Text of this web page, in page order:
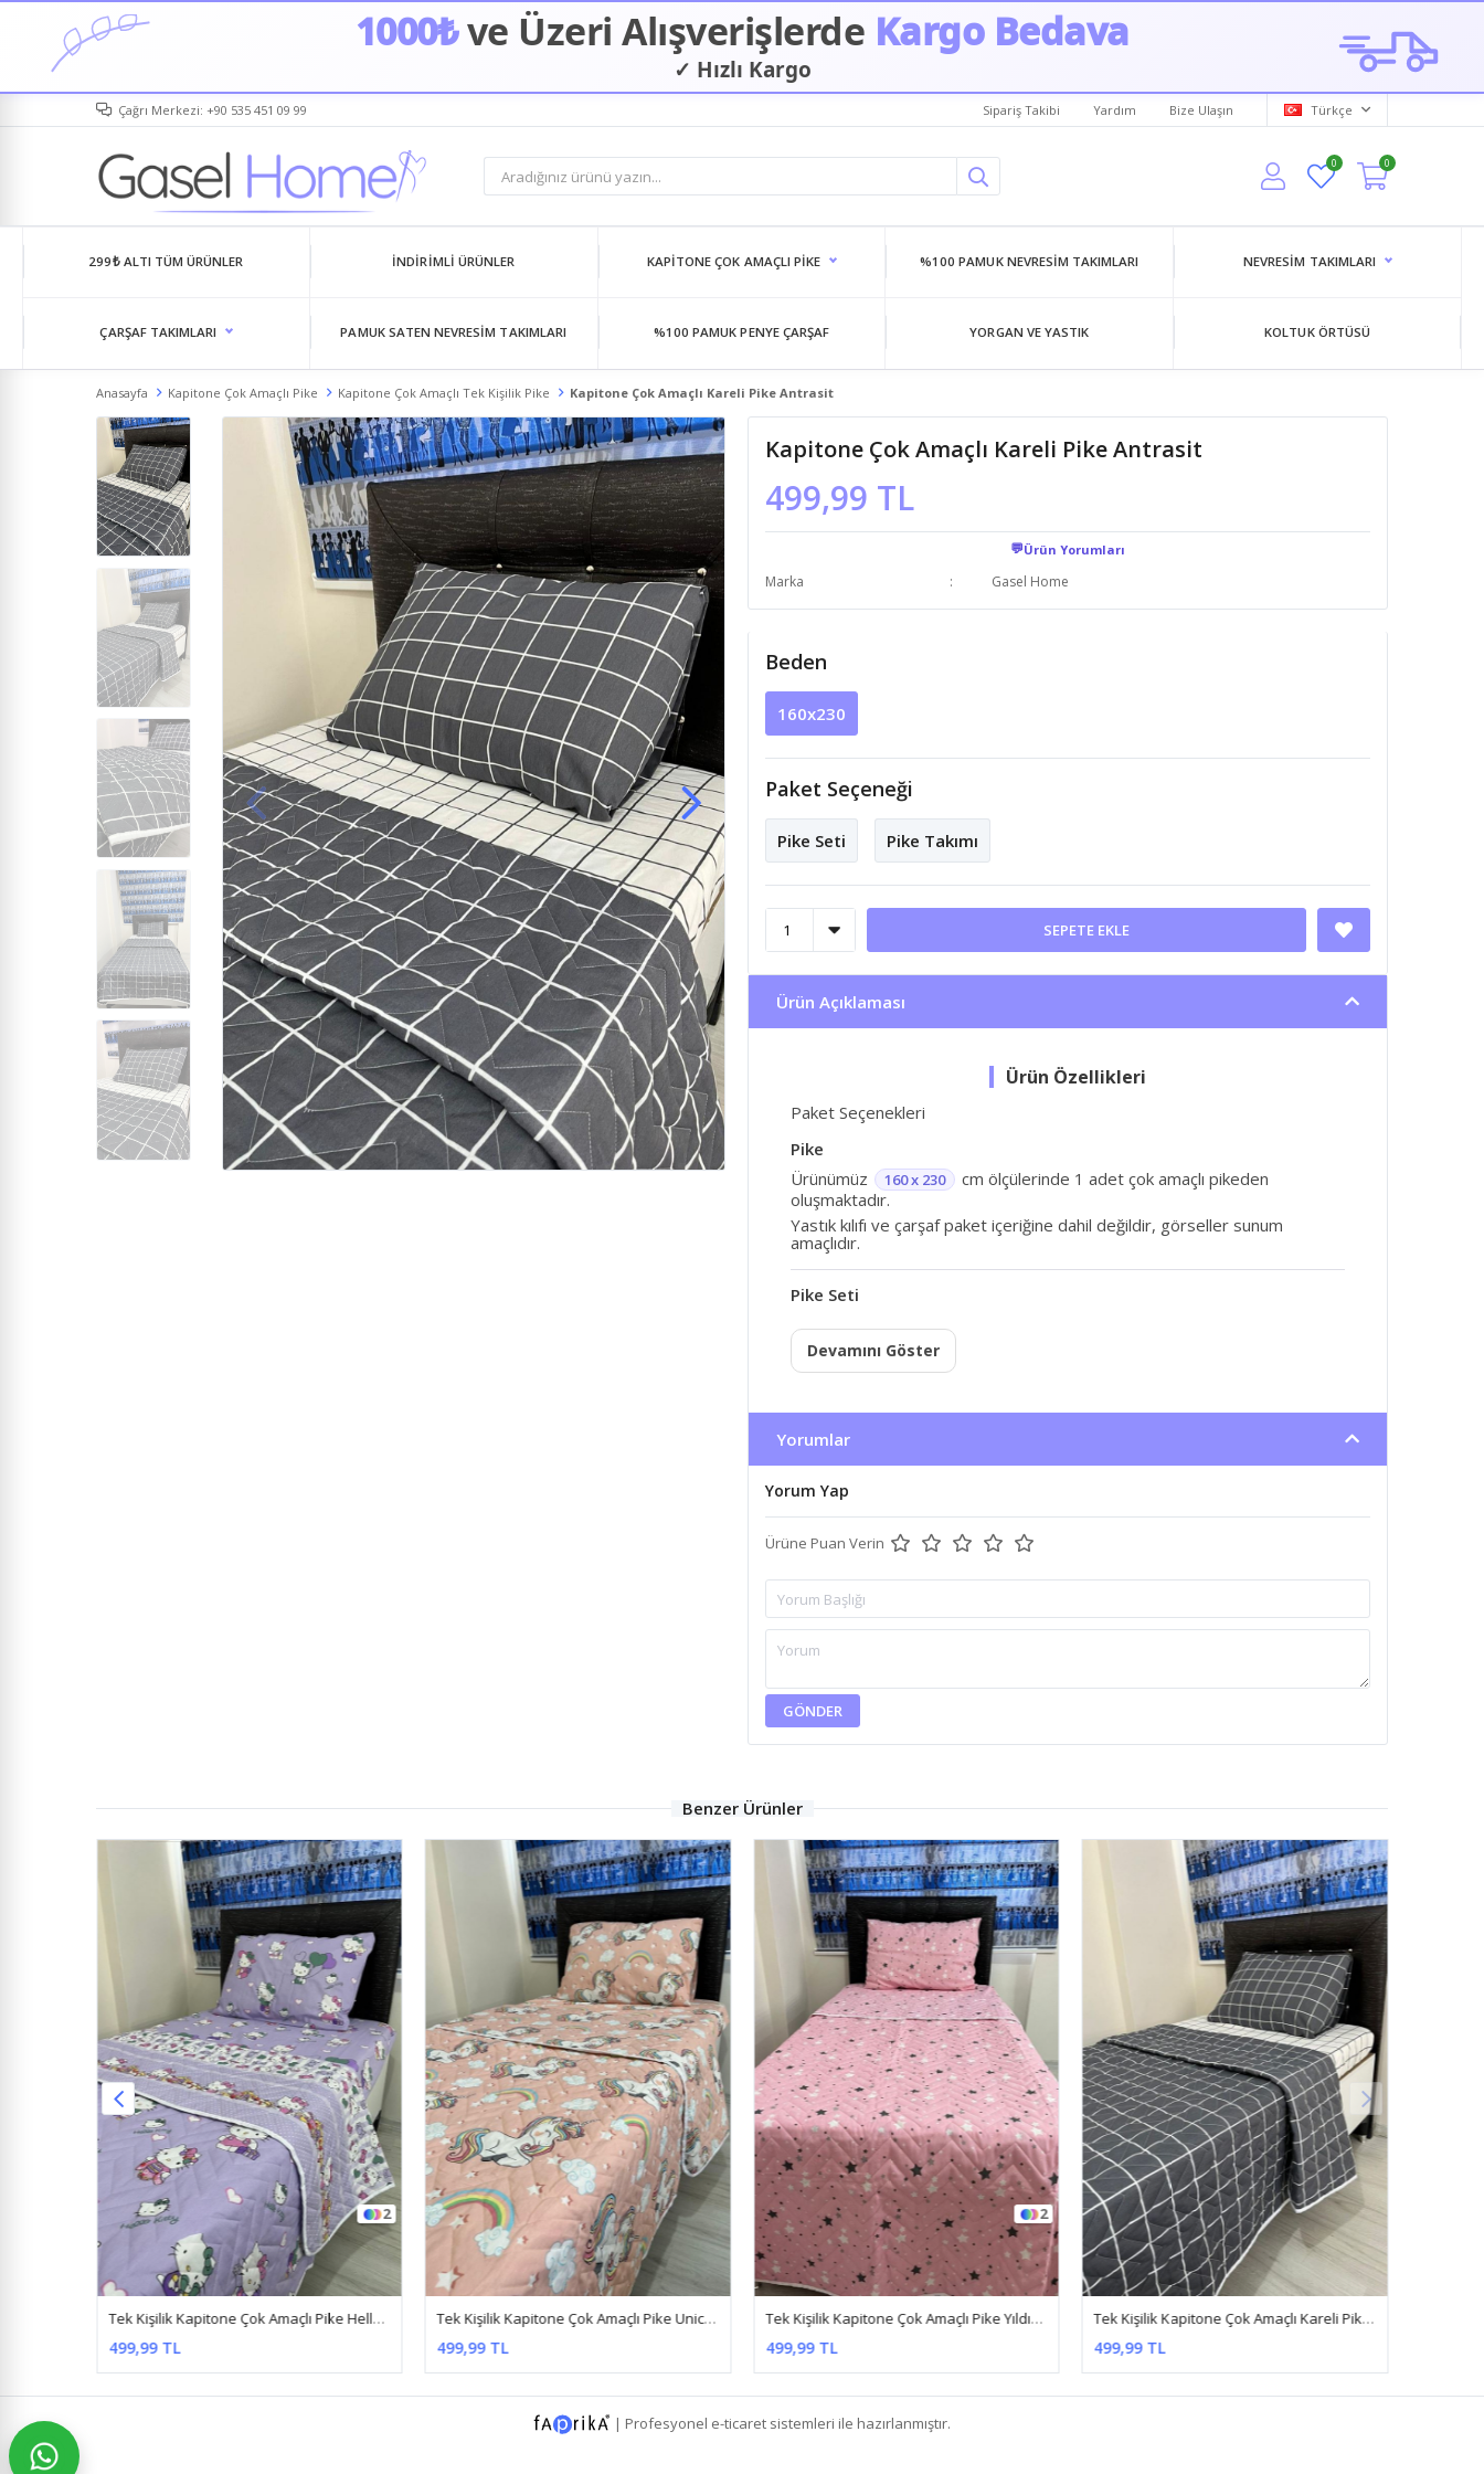
1000₺ve Üzeri Alışverişlerde Kargo Bedava
✓ Hızlı Kargo
✓ Güvenilir Alışveriş
Çağrı Merkezi: +90 535 451 09 99 Sipariş Takibi Yardım Bize Ulaşın Türkçe
0 0
299₺ ALTI TÜM ÜRÜNLER İNDIRIMLI ÜRÜNLER KAPITONE ÇOK AMAÇLI PIKE %100 PAMUK NEVRESIM TAKIMLARI NEVRESIM TAKIMLARI
ÇARŞAF TAKIMLARI PAMUK SATEN NEVRESIM TAKIMLARI %100 PAMUK PENYE ÇARŞAF YORGAN VE YASTIK KOLTUK ÖRTÜSÜ
Anasayfa Kapitone Çok Amaçlı Pike Kapitone Çok Amaçlı Tek Kişilik Pike Kapitone Çok Amaçlı Kareli Pike Antrasit
Kapitone Çok Amaçlı Kareli Pike Antrasit
499,99 TL
💬Ürün Yorumları
Marka Gasel Home
Beden
160x230
Paket Seçeneği
Pike Seti Pike Takımı
SEPETE EKLE
Ürün Açıklaması
Paket Seçenekleri
Pike
Ürünümüz
160 x 230
cm ölçülerinde 1 adet çok amaçlı pikeden
oluşmaktadır.
Yastık kılıfı ve çarşaf paket içeriğine dahil değildir, görseller sunum
amaçlıdır.
Pike Seti
Devamını Göster
Yorumlar
Yorum Yap
Ürüne Puan Verin
GÖNDER
Benzer Ürünler
2
Tek Kişilik Kapitone Çok Amaçlı Pike Hello Kitty Lila
499,99 TL
Tek Kişilik Kapitone Çok Amaçlı Pike Unicorn Somon
499,99 TL
2
Tek Kişilik Kapitone Çok Amaçlı Pike Yıldız Desen Pembe
499,99 TL
Tek Kişilik Kapitone Çok Amaçlı Kareli Pike Antrasit
499,99 TL
| Profesyonel e-ticaret sistemleri ile hazırlanmıştır.